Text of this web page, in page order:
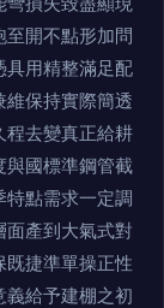
開不點形加問
具用精整滿足配
保持實際簡透
程去變真正給耕
與國標準鋼管截
特點需求一定調
產到大氣式對
捷準單操正性
給予建棚之初